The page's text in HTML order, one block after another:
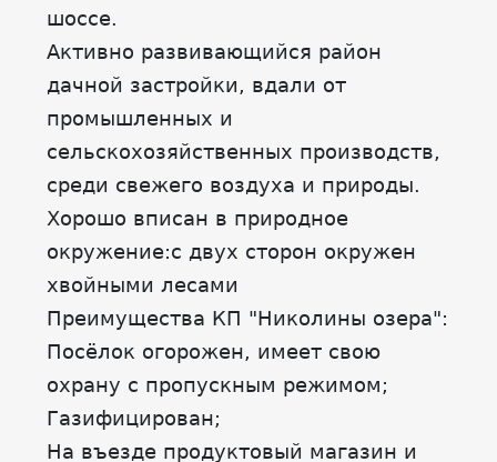
шоссе.
Активно развивающийся район
дачной застройки, вдали от
промышленных и
сельскохозяйственных производств,
среди свежего воздуха и природы.
Хорошо вписан в природное
окружение:с двух сторон окружен
хвойными лесами
Преимущества КП "Николины озера":
Посёлок огорожен, имеет свою
охрану с пропускным режимом;
Газифицирован;
На въезде продуктовый магазин и